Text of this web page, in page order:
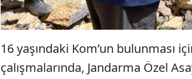
16 yaşındaki Kom’un bulunması
çalışmalarında, Jandarma Özel